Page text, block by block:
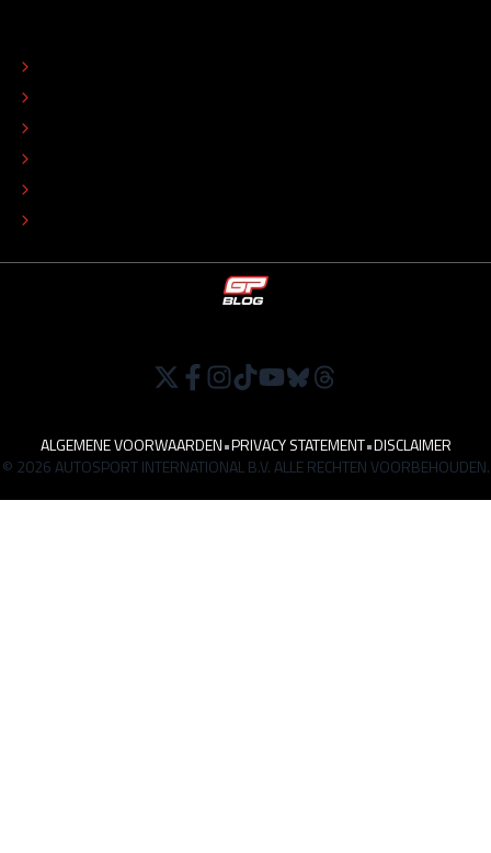
ALGEMENE VOORWAARDEN•PRIVACY STATEMENT•DISCLAIMER
© 2026 AUTOSPORT INTERNATIONAL B.V. ALLE RECHTEN VOORBEHOUDEN.